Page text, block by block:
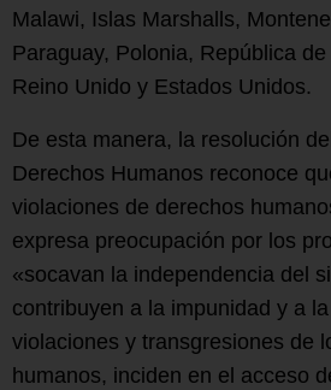
Malawi, Islas Marshalls,
Paraguay, Polonia, República
Reino Unido y Estados Unidos.
De esta manera, la resolución
Derechos Humanos reconoce
violaciones de derechos
expresa preocupación por los
«socavan la independencia del
contribuyen a la impunidad y a
violaciones y transgresiones de
humanos, inciden en el acceso